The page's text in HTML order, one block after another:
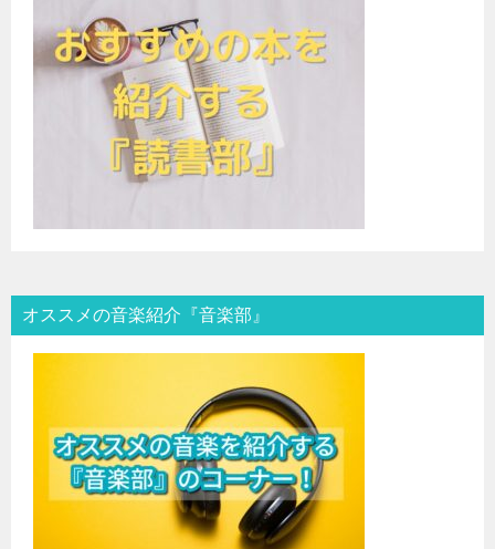
オススメの音楽紹介『音楽部』